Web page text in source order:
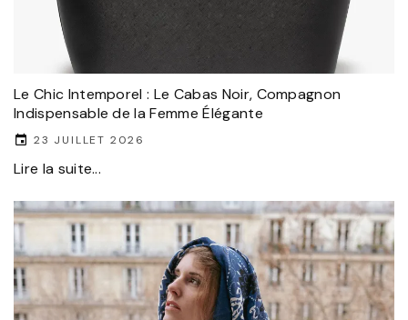
Le Chic Intemporel : Le Cabas Noir, Compagnon
Indispensable de la Femme Élégante
23 JUILLET 2026
Lire la suite...